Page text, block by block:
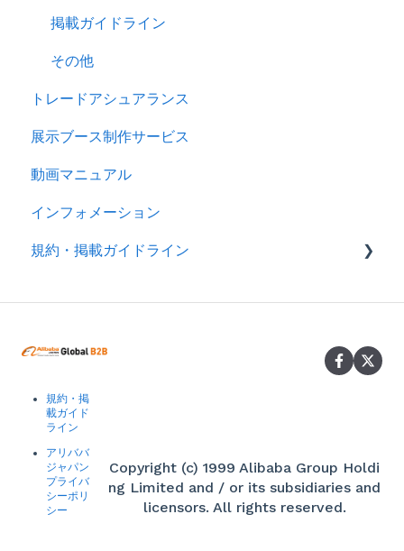
掲載ガイドライン
その他
トレードアシュアランス
展示ブース制作サービス
動画マニュアル
インフォメーション
規約・掲載ガイドライン
規約・掲
載ガイド
ライン
アリババ
ジャパン
プライバ
シーポリ
シー
Copyright (c) 1999 Alibaba Group Holdi
ng Limited and / or its subsidiaries and
licensors. All rights reserved.